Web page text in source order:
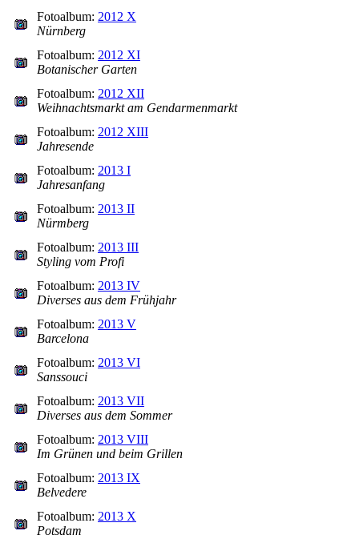
Fotoalbum: 2012 X
Nürnberg
Fotoalbum: 2012 XI
Botanischer Garten
Fotoalbum: 2012 XII
Weihnachtsmarkt am Gendarmenmarkt
Fotoalbum: 2012 XIII
Jahresende
Fotoalbum: 2013 I
Jahresanfang
Fotoalbum: 2013 II
Nürmberg
Fotoalbum: 2013 III
Styling vom Profi
Fotoalbum: 2013 IV
Diverses aus dem Frühjahr
Fotoalbum: 2013 V
Barcelona
Fotoalbum: 2013 VI
Sanssouci
Fotoalbum: 2013 VII
Diverses aus dem Sommer
Fotoalbum: 2013 VIII
Im Grünen und beim Grillen
Fotoalbum: 2013 IX
Belvedere
Fotoalbum: 2013 X
Potsdam